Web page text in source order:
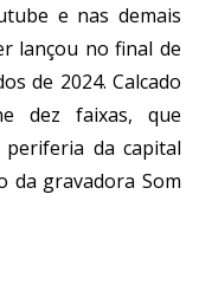
e nas demais
lançou no final de
de 2024. Calcado
dez faixas, que
periferia da capital
da gravadora Som